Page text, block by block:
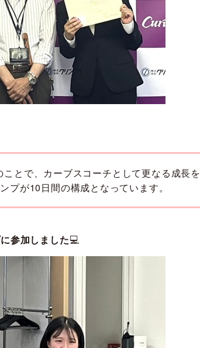
とで、カーブスコーチとして更なる成長
プが10日間の構成となっています。
参加しました💻